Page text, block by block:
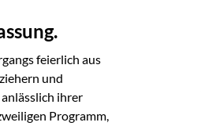
feierlich aus
und
ihrer
Programm,